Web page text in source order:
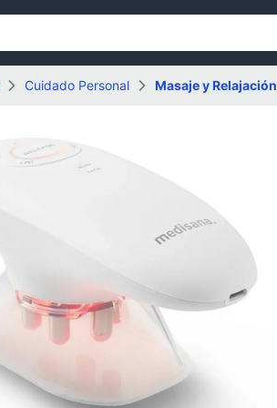
Cuidado Personal Masaje y Relajación